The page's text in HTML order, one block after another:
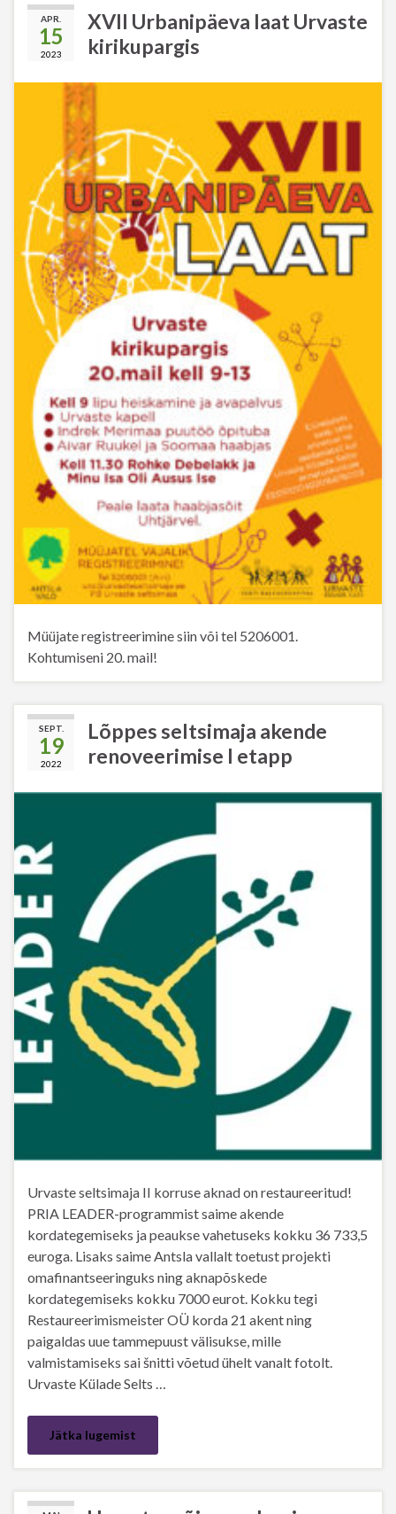
APR.
15
2023
XVII Urbanipäeva laat Urvaste
kirikupargis
Müüjate registreerimine siin või tel 5206001.
Kohtumiseni 20. mail!
SEPT.
19
2022
Lõppes seltsimaja akende
renoveerimise I etapp
Urvaste seltsimaja II korruse aknad on restaureeritud!
PRIA LEADER-programmist saime akende
kordategemiseks ja peaukse vahetuseks kokku 36 733,5
euroga. Lisaks saime Antsla vallalt toetust projekti
omafinantseeringuks ning aknapõskede
kordategemiseks kokku 7000 eurot. Kokku tegi
Restaureerimismeister OÜ korda 21 akent ning
paigaldas uue tammepuust välisukse, mille
valmistamiseks sai šnitti võetud ühelt vanalt fotolt.
Urvaste Külade Selts …
Jätka lugemist